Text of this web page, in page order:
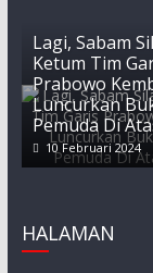
Lagi, Sabam
Ketum Tim
Prabowo
Luncurkan
Pemuda Di
10 Februari 2024
HALAMAN